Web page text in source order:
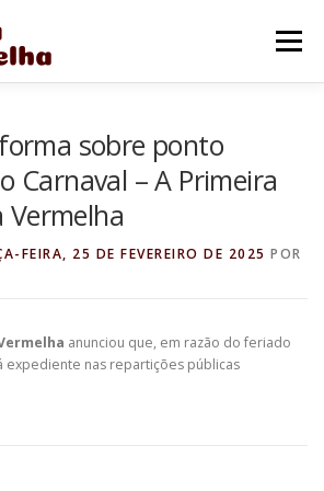
Menu
sobre ponto
Carnaval – A Primeira
Vermelha
FEIRA, 25 DE FEVEREIRO DE 2025 POR
anunciou que, em razão do feriado
expediente nas repartições públicas